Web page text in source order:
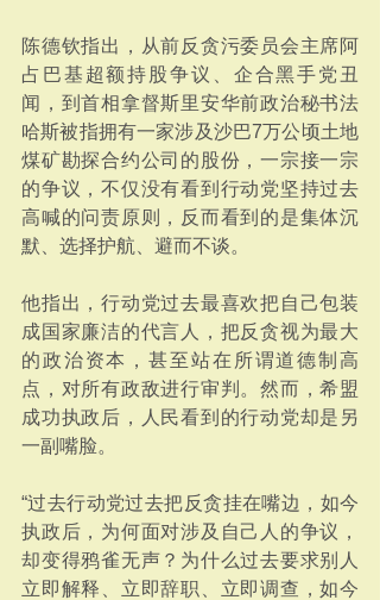
陈德钦指出，从前反贪污委员会主席阿
占巴基超额持股争议、企合黑手党丑
闻，到首相拿督斯里安华前政治秘书法
哈斯被指拥有一家涉及沙巴7万公顷土地
煤矿勘探合约公司的股份，一宗接一宗
的争议，不仅没有看到行动党坚持过去
高喊的问责原则，反而看到的是集体沉
默、选择护航、避而不谈。
他指出，行动党过去最喜欢把自己包装
成国家廉洁的代言人，把反贪视为最大
的政治资本，甚至站在所谓道德制高
点，对所有政敌进行审判。然而，希盟
成功执政后，人民看到的行动党却是另
一副嘴脸。
“过去行动党过去把反贪挂在嘴边，如今
执政后，为何面对涉及自己人的争议，
却变得鸦雀无声？为什么过去要求别人
立即解释、立即辞职、立即调查，如今